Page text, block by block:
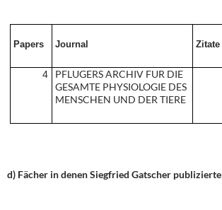
Papers Journal Zitate
4
PFLUGERS ARCHIV FUR DIE
GESAMTE PHYSIOLOGIE DES
MENSCHEN UND DER TIERE
d) Fächer in denen Siegfried Gatscher publizierte